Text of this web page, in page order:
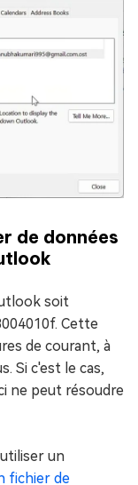
de données
soit
Cette
de courant, à
Si c'est le cas,
ne peut résoudre
un
fichier de